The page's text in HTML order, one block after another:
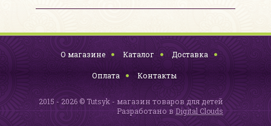
О магазине Каталог Доставка
Оплата Контакты
2015 - 2026 © Tutsyk - магазин товаров для детей
Разработано в Digital Clouds